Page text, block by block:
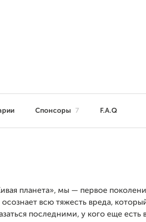
Спонсоры 7 F.A.Q
планета», мы — первое
всю тяжесть вреда,
последними, у кого еще есть